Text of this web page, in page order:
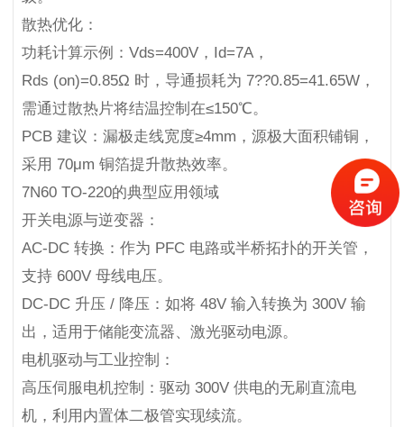
散热优化：
功耗计算示例：Vds=400V，Id=7A，
Rds (on)=0.85Ω 时，导通损耗为 7??0.85=41.65W，
需通过散热片将结温控制在≤150℃。
PCB 建议：漏极走线宽度≥4mm，源极大面积铺铜，
采用 70μm 铜箔提升散热效率。
7N60 TO-220的典型应用领域
开关电源与逆变器：
AC-DC 转换：作为 PFC 电路或半桥拓扑的开关管，
支持 600V 母线电压。
DC-DC 升压 / 降压：如将 48V 输入转换为 300V 输
出，适用于储能变流器、激光驱动电源。
电机驱动与工业控制：
高压伺服电机控制：驱动 300V 供电的无刷直流电
机，利用内置体二极管实现续流。